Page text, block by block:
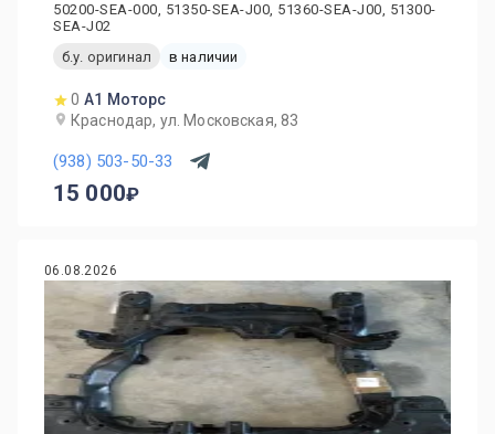
50200-SEA-000, 51350-SEA-J00, 51360-SEA-J00, 51300-
SEA-J02
б.у. оригинал
в наличии
0 А1 Моторс
Краснодар, ул. Московская, 83
(938) 503-50-33
15 000
06.08.2026